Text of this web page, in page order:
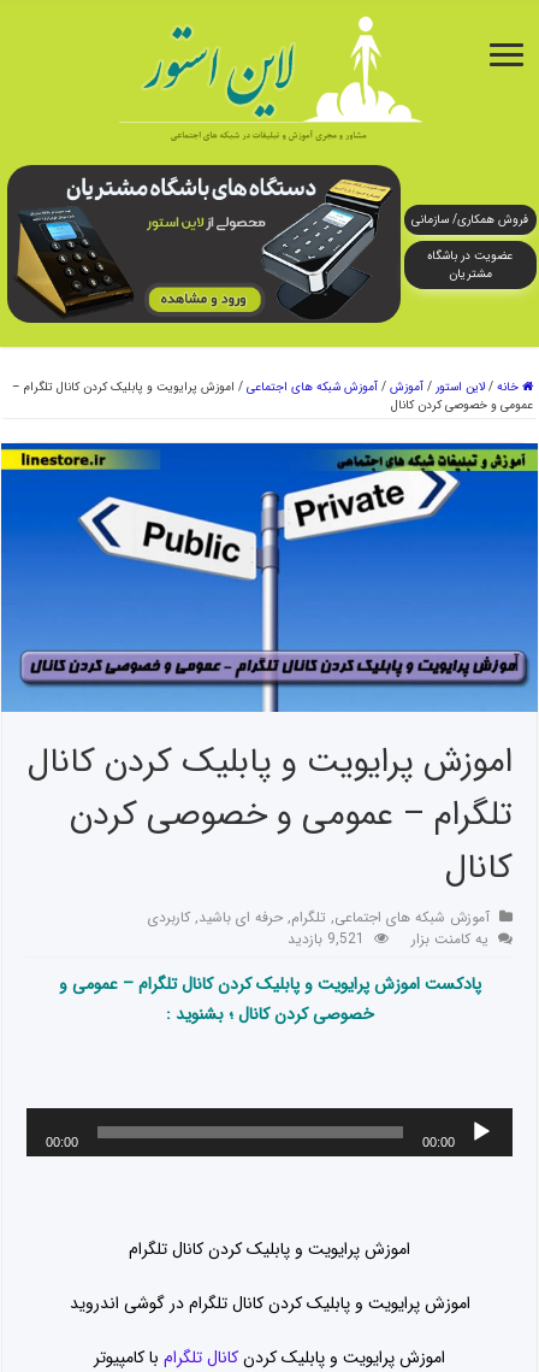
فروش همکاری/ سازمانی
عضویت در باشگاه
مشتریان
خانه / لاین استور / آموزش / آموزش شبکه های اجتماعی / اموزش پرایویت و پابلیک کردن کانال تلگرام –
عمومی و خصوصی کردن کانال
اموزش پرایویت و پابلیک کردن کانال
تلگرام – عمومی و خصوصی کردن
کانال
آموزش شبکه های اجتماعی, تلگرام,حرفه ای باشید,کاربردی
یه کامنت بزار
9,521 بازدید
پادکست اموزش پرایویت و پابلیک کردن کانال تلگرام – عمومی و
خصوصی کردن کانال ؛ بشنوید :
00:00
00:00
اموزش پرایویت و پابلیک کردن کانال تلگرام
اموزش پرایویت و پابلیک کردن کانال تلگرام در گوشی اندروید
اموزش پرایویت و پابلیک کردنکانال تلگرام با کامپیوتر